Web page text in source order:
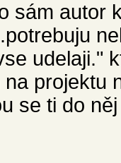
sám autor
udelaji."
projektu
se ti do